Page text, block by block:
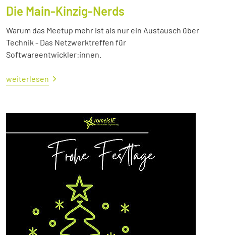
Die Main-Kinzig-Nerds
Warum das Meetup mehr ist als nur ein Austausch über
Technik - Das Netzwerktreffen für
Softwareentwickler:innen.
weiterlesen